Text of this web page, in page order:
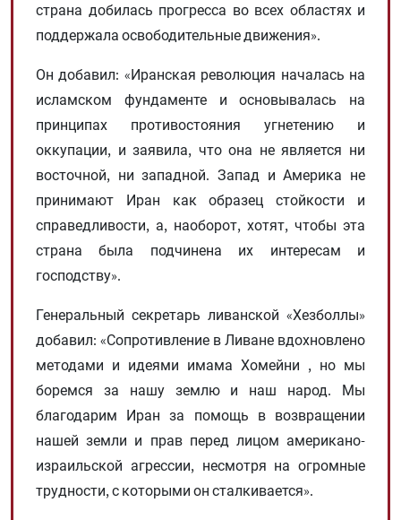
страна добилась прогресса во всех областях и
поддержала освободительные движения».
Он добавил: «Иранская революция началась на
исламском фундаменте и основывалась на
принципах противостояния угнетению и
оккупации, и заявила, что она не является ни
восточной, ни западной. Запад и Америка не
принимают Иран как образец стойкости и
справедливости, а, наоборот, хотят, чтобы эта
страна была подчинена их интересам и
господству».
Генеральный секретарь ливанской «Хезболлы»
добавил: «Сопротивление в Ливане вдохновлено
методами и идеями имама Хомейни , но мы
боремся за нашу землю и наш народ. Мы
благодарим Иран за помощь в возвращении
нашей земли и прав перед лицом американо-
израильской агрессии, несмотря на огромные
трудности, с которыми он сталкивается».